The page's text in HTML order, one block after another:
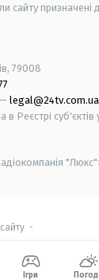
сайту призначені
79008
legal@24tv.com.ua
в Реєстрі
-
Ігри